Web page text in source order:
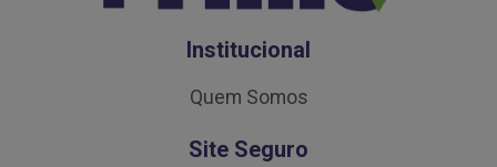
Institucional
Quem Somos
Site Seguro